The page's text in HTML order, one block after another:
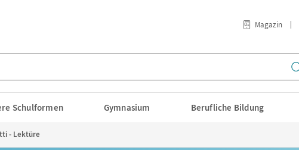
Magazin
Schulformen Gymnasium Berufliche Bildung
- Lektüre